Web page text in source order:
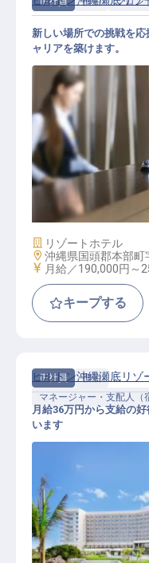
フロントデスク
新しい場所での挑戦を
ャリアを築けます。
施設業態
リゾートホテル
勤務地
沖縄県国頭郡本部
給与
月給／190,000円～
キープする
正社員
宿泊
マネージャー・支配人（
フロントデュー
ヒルトン沖縄瀬底リゾ
月給36万円から支給の
います